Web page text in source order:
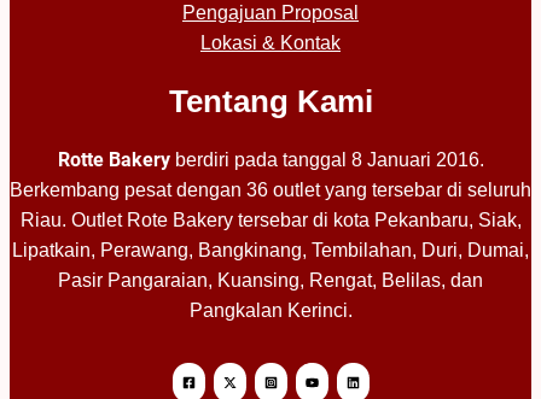
Pengajuan Proposal
Lokasi & Kontak
Tentang Kami
Rotte Bakeryberdiri pada tanggal 8 Januari 2016.
Berkembang pesat dengan 36 outlet yang tersebar di seluruh
Riau. Outlet Rote Bakery tersebar di kota Pekanbaru, Siak,
Lipatkain, Perawang, Bangkinang, Tembilahan, Duri, Dumai,
Pasir Pangaraian, Kuansing, Rengat, Belilas, dan
Pangkalan Kerinci.